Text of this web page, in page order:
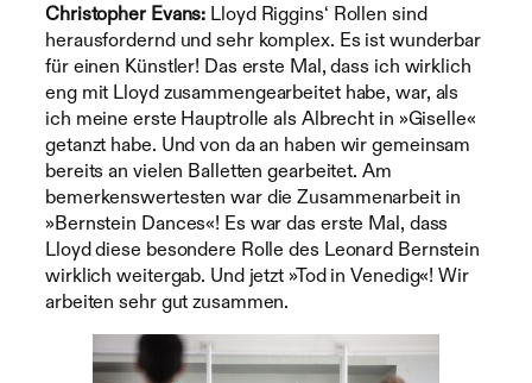
Christopher Evans: Lloyd Riggins‘ Rollen sind
herausfordernd und sehr komplex. Es ist wunderbar
für einen Künstler! Das erste Mal, dass ich wirklich
eng mit Lloyd zusammengearbeitet habe, war, als
ich meine erste Hauptrolle als Albrecht in »Giselle«
getanzt habe. Und von da an haben wir gemeinsam
bereits an vielen Balletten gearbeitet. Am
bemerkenswertesten war die Zusammenarbeit in
»Bernstein Dances«! Es war das erste Mal, dass
Lloyd diese besondere Rolle des Leonard Bernstein
wirklich weitergab. Und jetzt »Tod in Venedig«! Wir
arbeiten sehr gut zusammen.